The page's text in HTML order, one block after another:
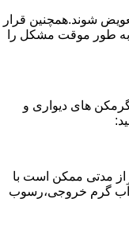
شوند.همچنین قرار
طور موقت مشکل را
های دیواری و
مدتی ممکن است با
آب گرم خروجی،رسوب